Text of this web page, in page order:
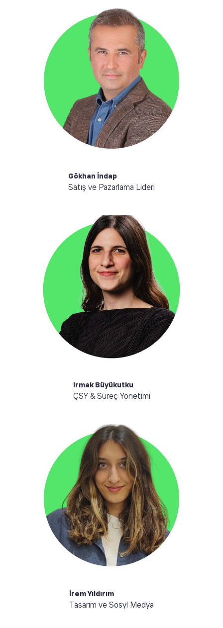
Selam, ben Gökhan. Büyümeden sorumluyum. Bir
basketbol tutkunu olarak müşterilerimiz, ve çalışma
arkadaşlarımla harika bir takım olduğumuza
inanıyorum. Sürdürülebilirlik için yapılacak çok şey var
ve bu konuda her gün daha fazla sayıda kuruma
yardımcı olmak bana büyük haz veriyor.
Gökhan İndap
Satış ve Pazarlama Lideri
Merhaba, ben Irmak. Sorumluklarım arasında proje
yönetimi, yeni ürünler geliştirme ve MAP360'ın
sürdürülebilirlik çerçeveleri ve standartları
doğrultusunda güncel kalması bulunuyor. Konserlere
gitmeyi, yeni ülkeleri gezmeyi ve yeni tatları
keşfetmeyi çok seviyorum.
Irmak Büyükutku
ÇSY & Süreç Yönetimi
Merhaba, ben İrem. Multidisipliner tasarımcıyım.
Sosyal medyamızda gördüğünüz görsellerden
sorumluyum. Hareket halinde olmak, insanlarla ve
dünyayla etkileşim kurmak benim için en büyük ilham
kaynağı. Duyguları, renkleri ve biyofilik tasarımları çok
önemsiyorum.
İrem Yıldırım
Tasarım ve Sosyl Medya